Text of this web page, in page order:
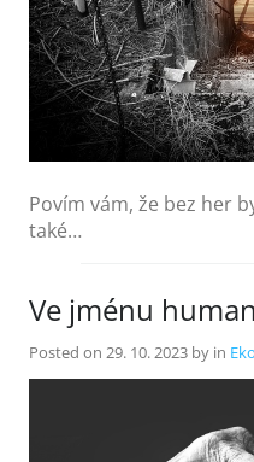
Povím vám, že bez her
také…
Ve jménu
Posted on 29. 10. 2023 by in